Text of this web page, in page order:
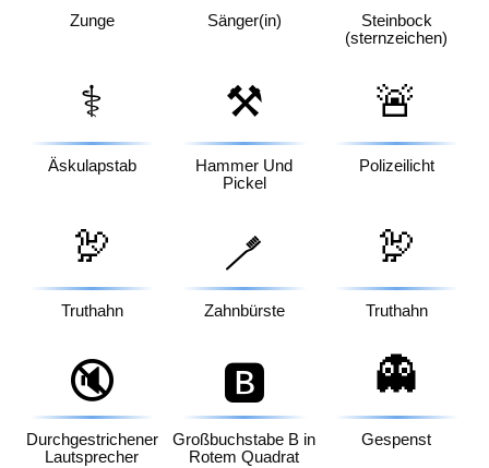
Zunge Sänger(in)
Steinbock
(sternzeichen)
⚕️
Äskulapstab
⚒️
Hammer Und
Pickel
🚨
Polizeilicht
🦃
Truthahn
🪥
Zahnbürste
🦃
Truthahn
🔇
Durchgestrichener
Lautsprecher
🅱️
Großbuchstabe B in
Rotem Quadrat
👻
Gespenst